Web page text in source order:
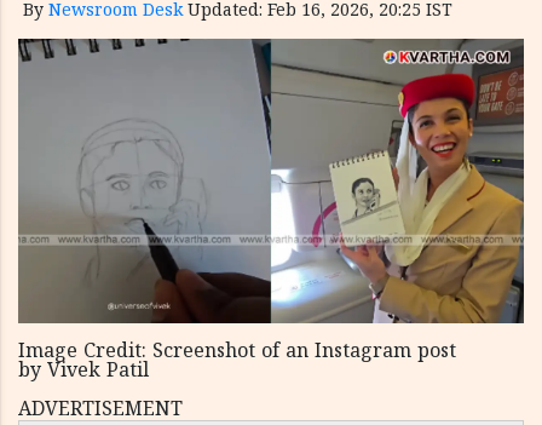
By Newsroom Desk Updated: Feb 16, 2026, 20:25 IST
Image Credit: Screenshot of an Instagram post
by Vivek Patil
ADVERTISEMENT